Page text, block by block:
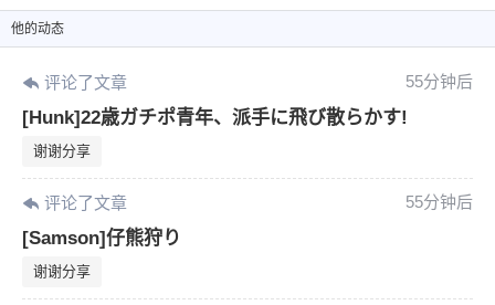
他的动态
评论了文章 55分钟后
[Hunk]22歳ガチポ青年、派手に飛び散らかす!
谢谢分享
评论了文章 55分钟后
[Samson]仔熊狩り
谢谢分享